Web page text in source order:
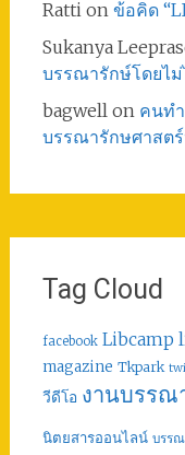
Ratti on ข้อคิด
Sukanya
บรรณารักษ์โดยไม่
bagwell on คนท
บรรณารักษศาสต
Tag Cloud
facebook Libcamp
magazine Tkpark
วีดีโอ งานบรรณ
นิตยสารออนไลน์ บรร